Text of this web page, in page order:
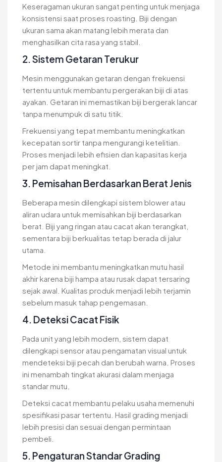
Keseragaman ukuran sangat penting untuk menjaga
konsistensi saat proses roasting. Biji dengan
ukuran sama akan matang lebih merata dan
menghasilkan cita rasa yang stabil.
2. Sistem Getaran Terukur
Mesin menggunakan getaran dengan frekuensi
tertentu untuk membantu pergerakan biji di atas
ayakan. Getaran ini memastikan biji bergerak lancar
tanpa menumpuk di satu titik.
Frekuensi yang tepat membantu meningkatkan
kecepatan sortir tanpa mengurangi ketelitian.
Proses menjadi lebih efisien dan kapasitas kerja
per jam dapat meningkat.
3. Pemisahan Berdasarkan Berat Jenis
Beberapa mesin dilengkapi sistem blower atau
aliran udara untuk memisahkan biji berdasarkan
berat. Biji yang ringan atau cacat akan terangkat,
sementara biji berkualitas tetap berada di jalur
utama.
Metode ini membantu meningkatkan mutu hasil
akhir karena biji hampa atau rusak dapat tersaring
sejak awal. Kualitas produk menjadi lebih terjamin
sebelum masuk tahap pengemasan.
4. Deteksi Cacat Fisik
Pada unit yang lebih modern, sistem dapat
dilengkapi sensor atau pengamatan visual untuk
mendeteksi biji pecah dan berubah warna. Proses
ini menambah tingkat akurasi dalam menjaga
standar mutu.
Deteksi cacat membantu pelaku usaha memenuhi
spesifikasi pasar tertentu. Hasil grading menjadi
lebih presisi dan sesuai dengan permintaan
pembeli.
5. Pengaturan Standar Grading